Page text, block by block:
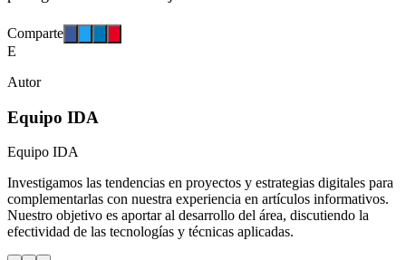
Comparte
E
Autor
Equipo IDA
Equipo IDA
Investigamos las tendencias en proyectos y estrategias digitales para
complementarlas con nuestra experiencia en artículos informativos.
Nuestro objetivo es aportar al desarrollo del área, discutiendo la
efectividad de las tecnologías y técnicas aplicadas.